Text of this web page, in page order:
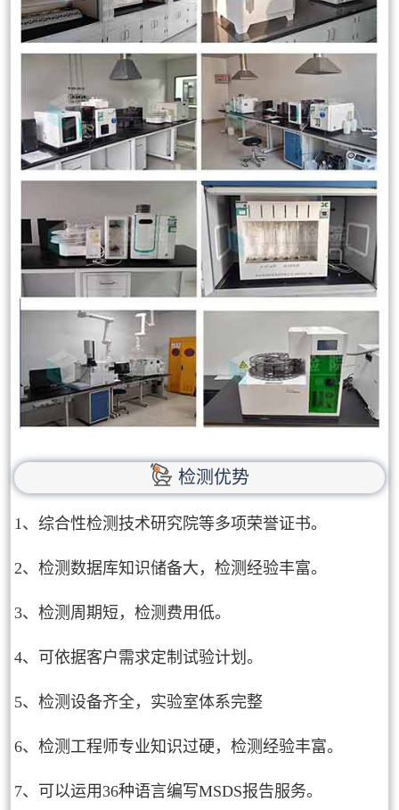
检测优势
1、综合性检测技术研究院等多项荣誉证书。
2、检测数据库知识储备大，检测经验丰富。
3、检测周期短，检测费用低。
4、可依据客户需求定制试验计划。
5、检测设备齐全，实验室体系完整
6、检测工程师专业知识过硬，检测经验丰富。
7、可以运用36种语言编写MSDS报告服务。